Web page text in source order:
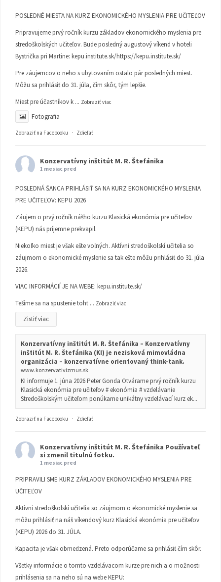
POSLEDNÉ MIESTA NA KURZ EKONOMICKÉHO MYSLENIA PRE UČITEĽOV
Pripravujeme prvý ročník kurzu základov ekonomického myslenia pre
stredoškolských učiteľov. Bude posledný augustový víkend v hoteli
Bystrička pri Martine: kepu.institute.sk/https://kepu.institute.sk/
Pre záujemcov o neho s ubytovaním ostalo pár posledných miest.
Môžu sa prihlásiť do 31. júla, čím skôr, tým lepšie.
Miest pre účastníkov k ... Zobraziť viac
Fotografia
Zobraziť na Facebooku · Zdieľať
Konzervatívny inštitút M. R. Štefánika
1 mesiac pred
POSLEDNÁ ŠANCA PRIHLÁSIŤ SA NA KURZ EKONOMICKÉHO MYSLENIA
PRE UČITEĽOV: KEPU 2026
Záujem o prvý ročník nášho kurzu Klasická ekonómia pre učiteľov
(KEPU) nás príjemne prekvapil.
Niekoľko miest je však ešte voľných. Aktívni stredoškolskí učitelia so
záujmom o ekonomické myslenie sa tak ešte môžu prihlásiť do 31. júla
2026.
VIAC INFORMÁCIÍ JE NA WEBE: kepu.institute.sk/
Tešíme sa na spustenie toht ... Zobraziť viac
Zistiť viac
Konzervatívny inštitút M. R. Štefánika – Konzervatívny
inštitút M. R. Štefánika (KI) je nezisková mimovládna
organizácia – konzervatívne orientovaný think-tank.
www.konzervativizmus.sk
KI informuje 1. júna 2026 Peter Gonda Otvárame prvý ročník kurzu
Klasická ekonómia pre učiteľov # ekonómia # vzdelávanie
Stredoškolským učiteľom ponúkame unikátny vzdelávací kurz ek...
Zobraziť na Facebooku · Zdieľať
Konzervatívny inštitút M. R. Štefánika Používateľ
si zmenil titulnú fotku.
1 mesiac pred
PRIPRAVILI SME KURZ ZÁKLADOV EKONOMICKÉHO MYSLENIA PRE
UČITEĽOV
Aktívni stredoškolskí učitelia so záujmom o ekonomické myslenie sa
môžu prihlásiť na náš víkendový kurz Klasická ekonómia pre učiteľov
(KEPU) 2026 do 31. JÚLA.
Kapacita je však obmedzená. Preto odporúčame sa prihlásiť čím skôr.
Všetky informácie o tomto vzdelávacom kurze pre nich a o možnosti
prihlásenia sa na neho sú na webe KEPU: